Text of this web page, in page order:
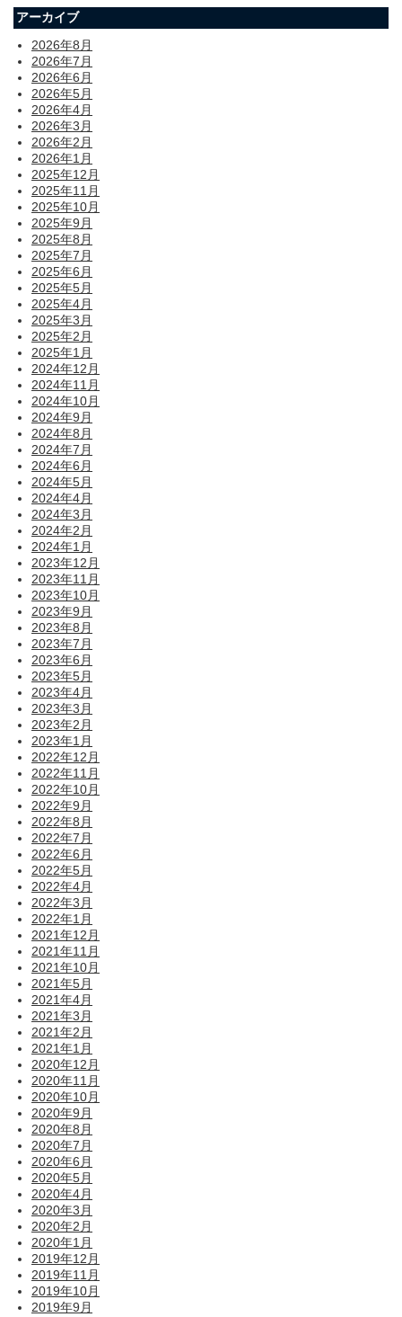
アーカイブ
2026年8月
2026年7月
2026年6月
2026年5月
2026年4月
2026年3月
2026年2月
2026年1月
2025年12月
2025年11月
2025年10月
2025年9月
2025年8月
2025年7月
2025年6月
2025年5月
2025年4月
2025年3月
2025年2月
2025年1月
2024年12月
2024年11月
2024年10月
2024年9月
2024年8月
2024年7月
2024年6月
2024年5月
2024年4月
2024年3月
2024年2月
2024年1月
2023年12月
2023年11月
2023年10月
2023年9月
2023年8月
2023年7月
2023年6月
2023年5月
2023年4月
2023年3月
2023年2月
2023年1月
2022年12月
2022年11月
2022年10月
2022年9月
2022年8月
2022年7月
2022年6月
2022年5月
2022年4月
2022年3月
2022年1月
2021年12月
2021年11月
2021年10月
2021年5月
2021年4月
2021年3月
2021年2月
2021年1月
2020年12月
2020年11月
2020年10月
2020年9月
2020年8月
2020年7月
2020年6月
2020年5月
2020年4月
2020年3月
2020年2月
2020年1月
2019年12月
2019年11月
2019年10月
2019年9月